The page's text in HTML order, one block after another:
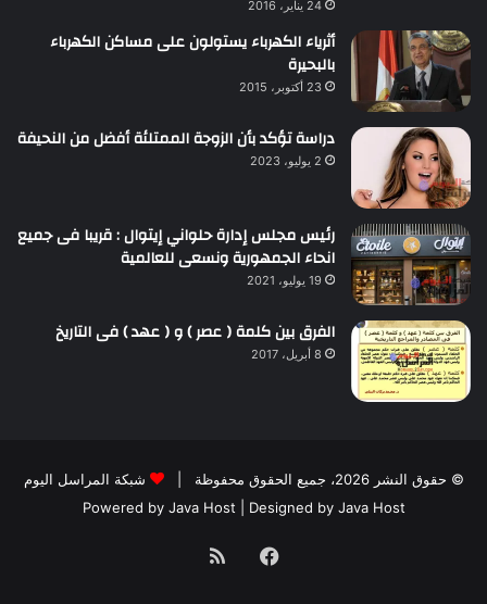
24 يناير، 2016
أثرياء الكهرباء يستولون على مساكن الكهرباء
بالبحيرة
23 أكتوبر، 2015
دراسة تؤكد بأن الزوجة الممتلئة أفضل من النحيفة
2 يوليو، 2023
رئيس مجلس إدارة حلواني إيتوال : قريبا فى جميع
انحاء الجمهورية ونسعى للعالمية
19 يوليو، 2021
الفرق بين كلمة ( عصر ) و ( عهد ) فى التاريخ
8 أبريل، 2017
© حقوق النشر 2026، جميع الحقوق محفوظة |
شبكة المراسل اليوم
Powered by Java Host | Designed by Java Host
فيسبوكملخص